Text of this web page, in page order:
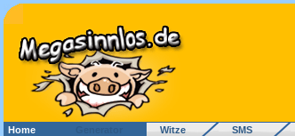
Home Witze SMS